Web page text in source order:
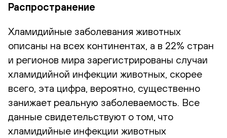
Распространение
Хламидийные заболевания животных
описаны на всех континентах, а в 22% стран
и регионов мира зарегистрированы случаи
хламидийной инфекции животных, скорее
всего, эта цифра, вероятно, существенно
занижает реальную заболеваемость. Все
данные свидетельствуют о том, что
хламидийные инфекции животных